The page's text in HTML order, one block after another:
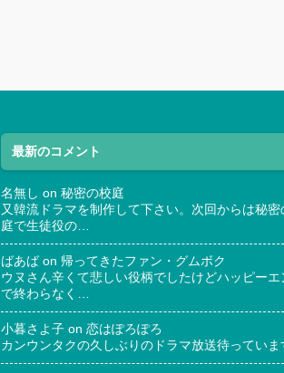
最新のコメント
名無し on 秘密の校庭
又韓流ドラマを制作して下さい。次回からは秘密
庭で生徒役の…
ばあば on 帰ってきたファン・グムボク
ウヌさん辛くて悲しい役柄でしたけどハッピーエ
で終わらなく…
小暮さよ子 on 恋はぽろぽろ
カンウンタクの久しぶりのドラマ放送待っていま